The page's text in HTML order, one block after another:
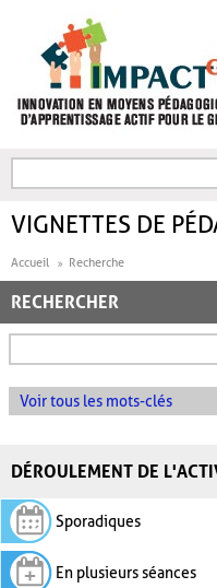
FORMULAIRE DE
VIGNETTES DE
Accueil Recherche
RECHERCHER
Voir tous les mots-clés
DÉROULEMENT DE
Sporadiques
En plusieurs séances